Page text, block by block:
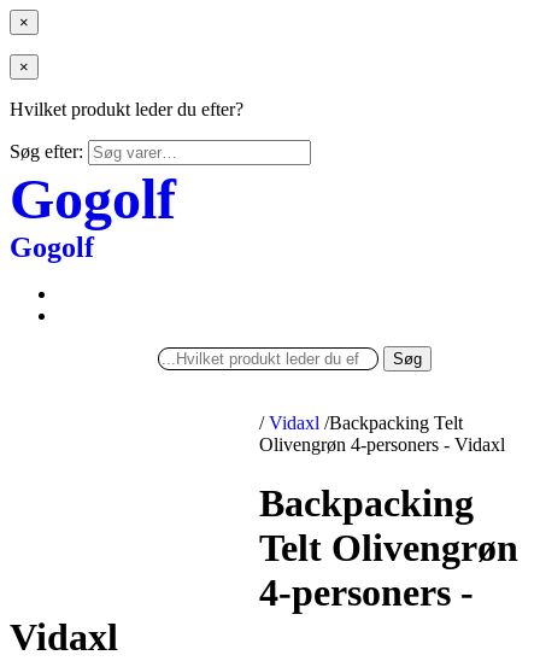
×
×
Hvilket produkt leder du efter?
Søg efter:
Gogolf
Gogolf
Søg
/ Vidaxl /Backpacking Telt
Olivengrøn 4-personers - Vidaxl
Backpacking
Telt Olivengrøn
4-personers -
Vidaxl